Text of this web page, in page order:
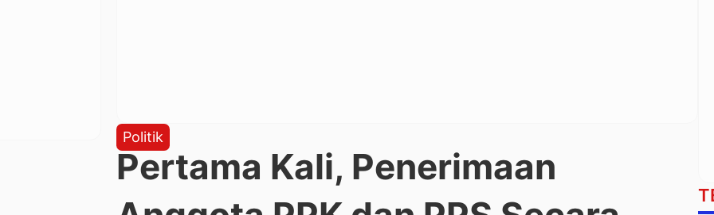
Politik
Pertama Kali, Penerimaan